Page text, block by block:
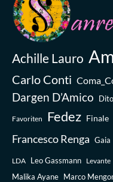
Achille Lauro
Carlo Conti
Dargen D’Amico
Favoriten Fedez Finale
Francesco Renga Gaia
LDA Leo Gassmann Levante
Malika Ayane Marco